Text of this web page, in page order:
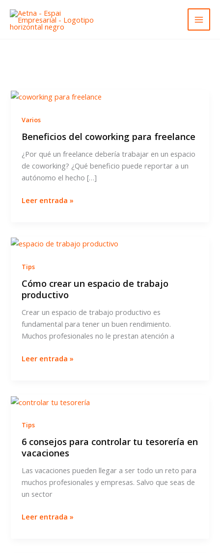
contenido
Varios
Beneficios del coworking para freelance
¿Por qué un freelance debería trabajar en un espacio
de coworking? ¿Qué beneficio puede reportar a un
autónomo el hecho […]
Beneficios
freelance
Leer entrada »
Tips
Cómo crear un espacio de trabajo
productivo
Crear un espacio de trabajo productivo es
fundamental para tener un buen rendimiento.
Muchos profesionales no le prestan atención a
Cómo
de
productivo
Leer entrada »
Tips
6 consejos para controlar tu tesorería en
vacaciones
Las vacaciones pueden llegar a ser todo un reto para
muchos profesionales y empresas. Salvo que seas de
un sector
6Leer entrada »